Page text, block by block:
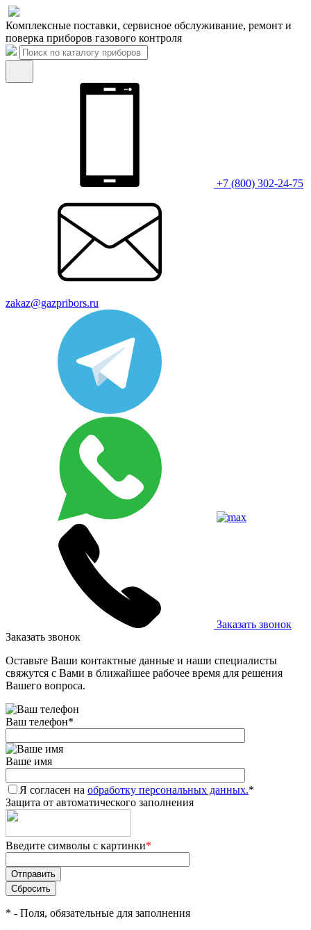
Комплексные поставки, сервисное обслуживание, ремонт и
поверка приборов газового контроля
+7 (800) 302-24-75
zakaz@gazpribors.ru
Заказать звонок
Заказать звонок
Оставьте Ваши контактные данные и наши специалисты
свяжутся с Вами в ближайшее рабочее время для решения
Вашего вопроса.
Ваш телефон*
Ваше имя
Я согласен на обработку персональных данных.*
Защита от автоматического заполнения
Введите символы с картинки*
* - Поля, обязательные для заполнения